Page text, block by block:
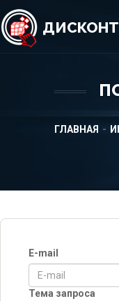
ДИСКОНТ
ГЛАВНАЯ
E-mail
Тема запроса